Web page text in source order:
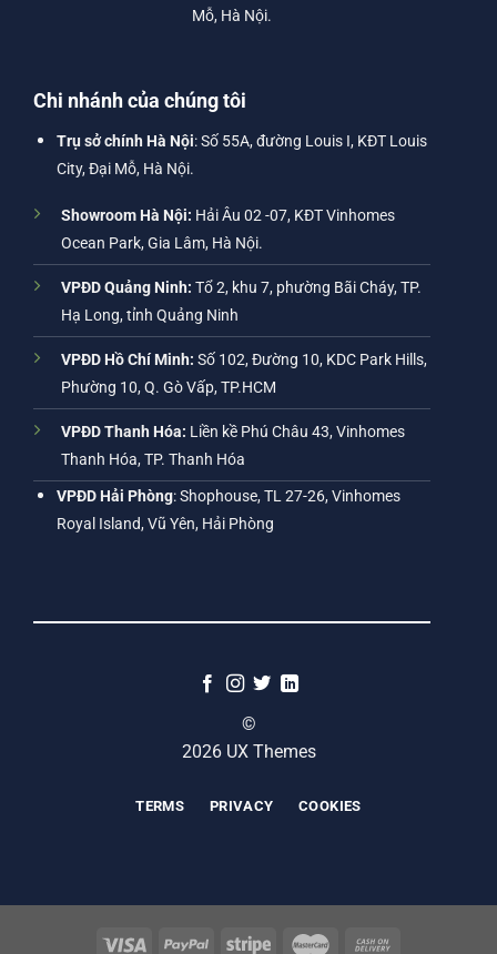
Mỗ, Hà Nội.
Chi nhánh của chúng tôi
Trụ sở chính Hà Nội: Số 55A, đường Louis I, KĐT Louis
City, Đại Mỗ, Hà Nội.
Showroom Hà Nội: Hải Âu 02 -07, KĐT Vinhomes
Ocean Park, Gia Lâm, Hà Nội.
VPĐD Quảng Ninh: Tổ 2, khu 7, phường Bãi Cháy, TP.
Hạ Long, tỉnh Quảng Ninh
VPĐD Hồ Chí Minh: Số 102, Đường 10, KDC Park Hills,
Phường 10, Q. Gò Vấp, TP.HCM
VPĐD Thanh Hóa: Liền kề Phú Châu 43, Vinhomes
Thanh Hóa, TP. Thanh Hóa
VPĐD Hải Phòng: Shophouse, TL 27-26, Vinhomes
Royal Island, Vũ Yên, Hải Phòng
©
2026 UX Themes
TERMS PRIVACY COOKIES